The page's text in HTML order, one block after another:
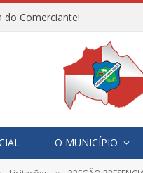
do Comerciante!
O MUNICÍPIO